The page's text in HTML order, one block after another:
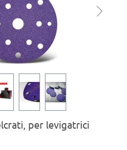
per levigatrici